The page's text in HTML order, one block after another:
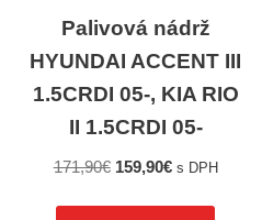
Palivová nádrž
HYUNDAI ACCENT III
1.5CRDI 05-, KIA RIO
II 1.5CRDI 05-
171,90€ 159,90€ s DPH